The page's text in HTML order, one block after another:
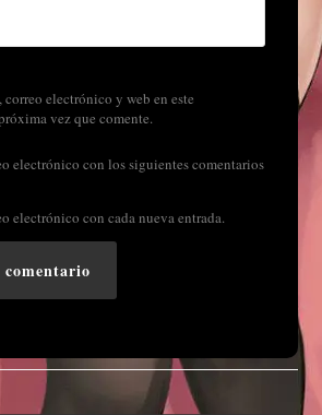
correo electrónico y web en este
vez que comente.
electrónico con los siguientes comentarios
electrónico con cada nueva entrada.